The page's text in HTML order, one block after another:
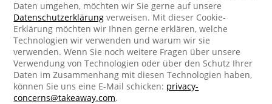
Daten umgehen, möchten wir Sie gerne auf unsere
Datenschutzerklärung verweisen. Mit dieser Cookie-
Erklärung möchten wir Ihnen gerne erklären, welche
Technologien wir verwenden und warum wir sie
verwenden. Wenn Sie noch weitere Fragen über unsere
Verwendung von Technologien oder über den Schutz Ihrer
Daten im Zusammenhang mit diesen Technologien haben,
können Sie uns eine E-Mail schicken: privacy-
concerns@takeaway.com.